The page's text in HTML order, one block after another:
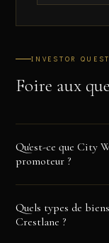
INVESTOR
Foire aux
Qu'est-ce que City
promoteur ?
développées par
complexe lifestyle City
Quels types de
Crestlane ?